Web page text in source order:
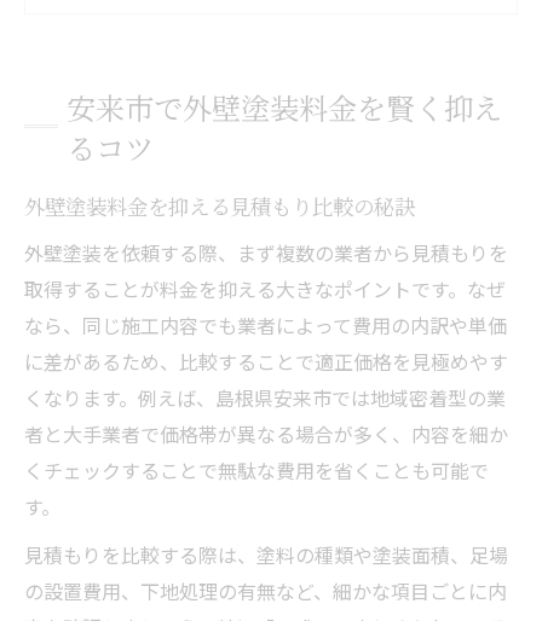
する
見積もり比較で分かる外壁塗装の適正相場
外壁塗装の平均費用と見積もり比較の重要
外壁塗装見積もりで押さえるべき費用内訳
外壁塗装の適正価格を見抜くためのポイン
ト
外壁塗装見積もり時の注意点と落とし穴解
説
複数業者で外壁塗装料金をしっかり比較す
塗装未経験20年後の外壁寿命と対策を解説
20年未塗装の外壁が迎える劣化症状とは
安来市で外壁塗装料金を賢く抑え
るコツ
外壁塗装料金を抑える見積もり比較の秘訣
外壁塗装を依頼する際、まず複数の業者から見積もりを
取得することが料金を抑える大きなポイントです。なぜ
なら、同じ施工内容でも業者によって費用の内訳や単価
に差があるため、比較することで適正価格を見極めやす
くなります。例えば、島根県安来市では地域密着型の業
者と大手業者で価格帯が異なる場合が多く、内容を細か
くチェックすることで無駄な費用を省くことも可能で
す。
見積もりを比較する際は、塗料の種類や塗装面積、足場
の設置費用、下地処理の有無など、細かな項目ごとに内